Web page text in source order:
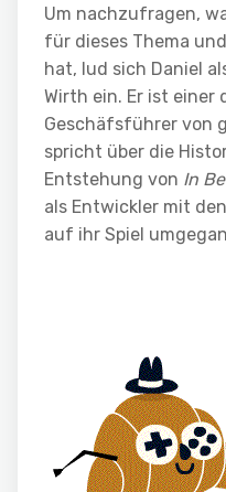
Um nachzufragen,
für dieses Thema
hat, lud sich Daniel
Wirth ein. Er ist einer
Geschäfsführer von
spricht über die
Entstehung von In
als Entwickler mit
auf ihr Spiel